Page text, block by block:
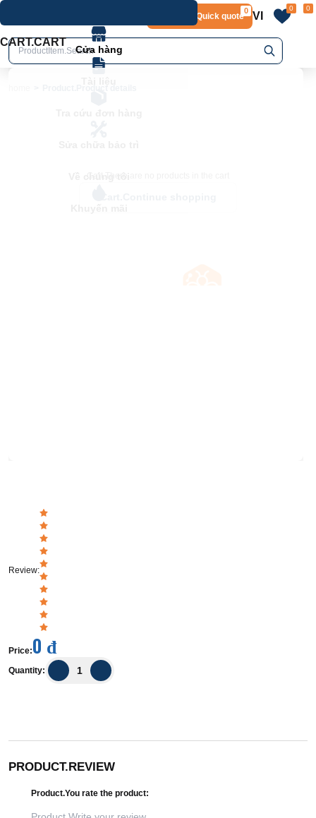
Layout.Quick quote
0 VI
0 0
Review:
Price:0 đ
Quantity:
PRODUCT.REVIEW
Product.You rate the product: